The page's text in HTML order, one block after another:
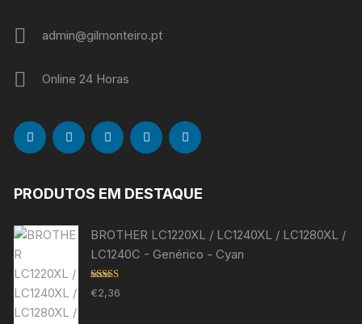
admin@gilmonteiro.pt
Online 24 Horas
PRODUTOS EM DESTAQUE
BROTHER LC1220XL / LC1240XL / LC1280XL /
LC1240C - Genérico - Cyan
Avaliação
5.00de 5
€2,36